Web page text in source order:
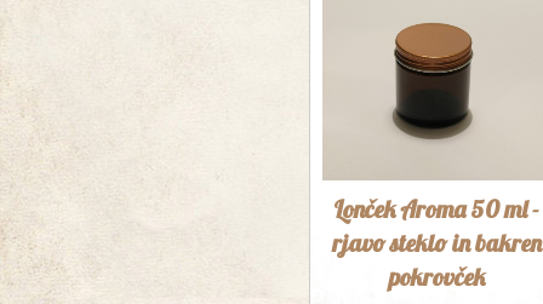
Lonček Aroma 50 ml -
rjavo steklo in bakren
pokrovček